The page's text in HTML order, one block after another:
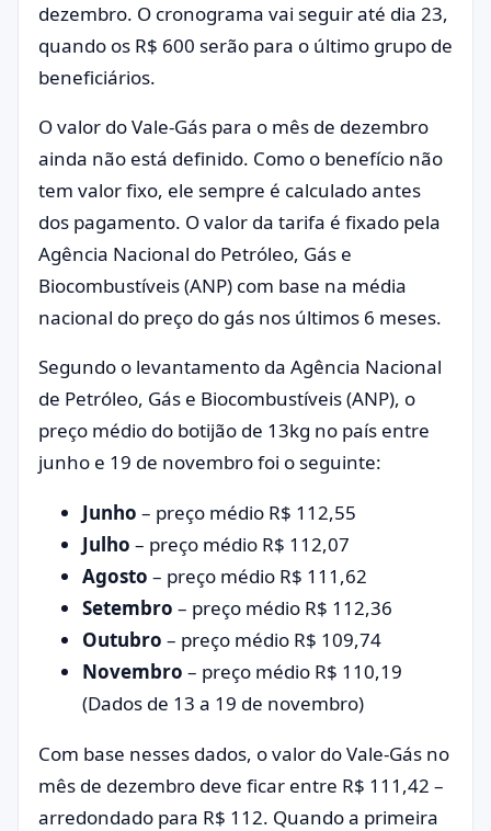
dezembro. O cronograma vai seguir até dia 23,
quando os R$ 600 serão para o último grupo de
beneficiários.
O valor do Vale-Gás para o mês de dezembro
ainda não está definido. Como o benefício não
tem valor fixo, ele sempre é calculado antes
dos pagamento. O valor da tarifa é fixado pela
Agência Nacional do Petróleo, Gás e
Biocombustíveis (ANP) com base na média
nacional do preço do gás nos últimos 6 meses.
Segundo o levantamento da Agência Nacional
de Petróleo, Gás e Biocombustíveis (ANP), o
preço médio do botijão de 13kg no país entre
junho e 19 de novembro foi o seguinte:
Junho – preço médio R$ 112,55
Julho – preço médio R$ 112,07
Agosto – preço médio R$ 111,62
Setembro – preço médio R$ 112,36
Outubro – preço médio R$ 109,74
Novembro – preço médio R$ 110,19
(Dados de 13 a 19 de novembro)
Com base nesses dados, o valor do Vale-Gás no
mês de dezembro deve ficar entre R$ 111,42 –
arredondado para R$ 112. Quando a primeira